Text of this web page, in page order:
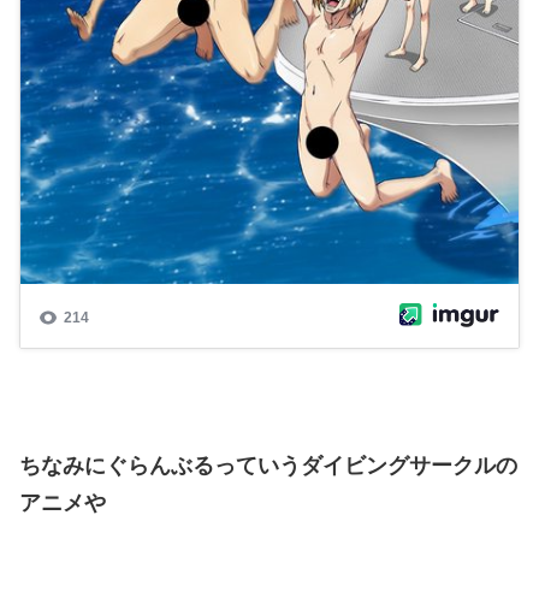
ちなみにぐらんぶるっていうダイビングサークルの
アニメや